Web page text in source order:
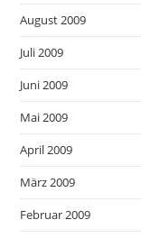
August 2009
Juli 2009
Juni 2009
Mai 2009
April 2009
März 2009
Februar 2009